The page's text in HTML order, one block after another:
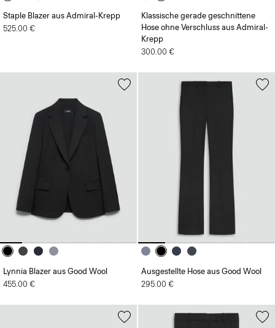
Staple Blazer aus Admiral-Krepp
525.00 €
Klassische gerade geschnittene
Hose ohne Verschluss aus Admiral-
Krepp
300.00 €
Lynnia Blazer aus Good Wool
455.00 €
Ausgestellte Hose aus Good Wool
295.00 €